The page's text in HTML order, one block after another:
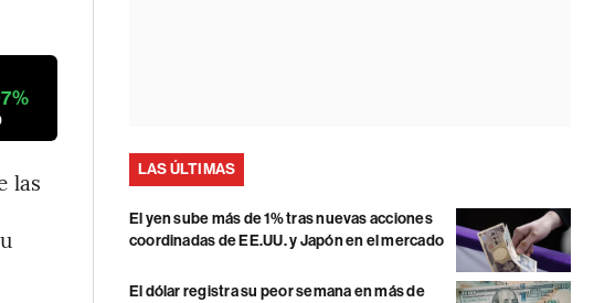
las
LAS ÚLTIMAS
El yen sube más de 1% tras nuevas acciones
coordinadas de EE.UU. y Japón en el mercado
El dólar registra su peor semana en más de